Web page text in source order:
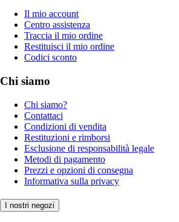
Il mio account
Centro assistenza
Traccia il mio ordine
Restituisci il mio ordine
Codici sconto
Chi siamo
Chi siamo?
Contattaci
Condizioni di vendita
Restituzioni e rimborsi
Esclusione di responsabilità legale
Metodi di pagamento
Prezzi e opzioni di consegna
Informativa sulla privacy
I nostri negozi